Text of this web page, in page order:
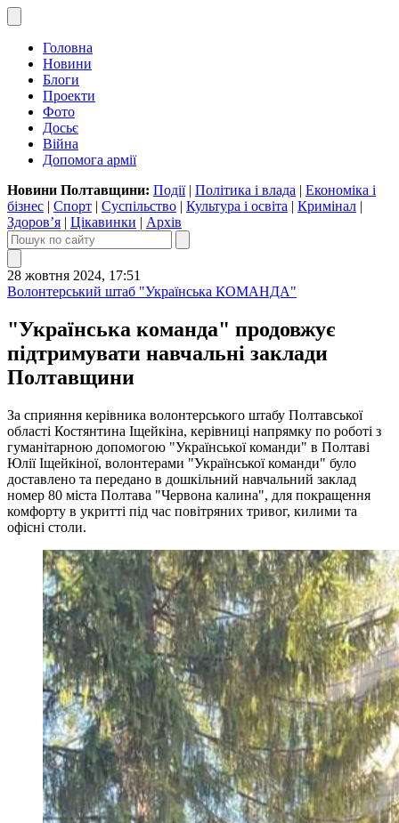
Головна
Новини
Блоги
Проекти
Фото
Досьє
Війна
Допомога армії
Новини Полтавщини: Події| Політика і влада | Економіка і
бізнес | Спорт | Суспільство | Культура і освіта | Кримінал |
Здоров’я | Цікавинки | Архів
28 жовтня 2024, 17:51
Волонтерський штаб "Українська КОМАНДА"
"Українська команда" продовжує
підтримувати навчальні заклади
Полтавщини
За сприяння керівника волонтерського штабу Полтавської
області Костянтина Іщейкіна, керівниці напрямку по роботі з
гуманітарною допомогою "Української команди" в Полтаві
Юлії Іщейкіної, волонтерами "Української команди" було
доставлено та передано в дошкільний навчальний заклад
номер 80 міста Полтава "Червона калина", для покращення
комфорту в укритті під час повітряних тривог, килими та
офісні столи.